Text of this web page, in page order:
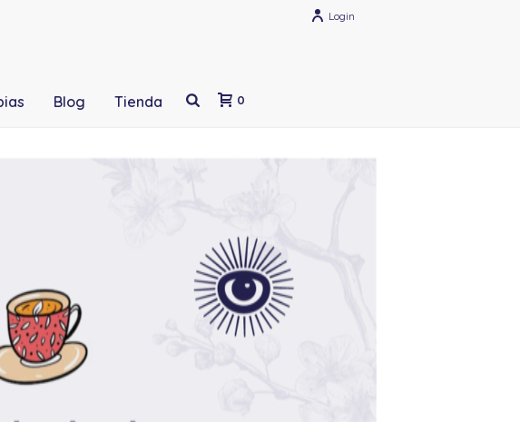
Login
Blog Tienda 0